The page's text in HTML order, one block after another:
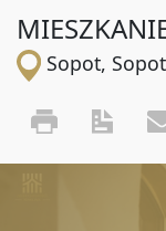
Wszystkie oferty
Transakcja
Sprzedaż i
Sopot,